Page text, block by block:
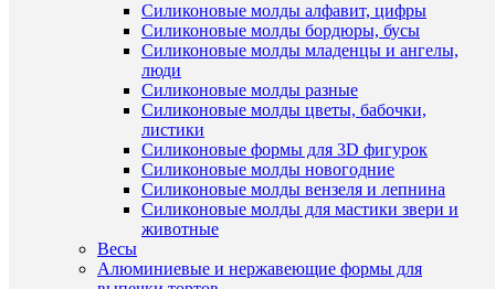
Силиконовые молды алфавит, цифры
Силиконовые молды бордюры, бусы
Силиконовые молды младенцы и ангелы,
люди
Силиконовые молды разные
Силиконовые молды цветы, бабочки,
листики
Силиконовые формы для 3D фигурок
Силиконовые молды новогодние
Силиконовые молды вензеля и лепнина
Силиконовые молды для мастики звери и
животные
Весы
Алюминиевые и нержавеющие формы для
В
12мл
корзину